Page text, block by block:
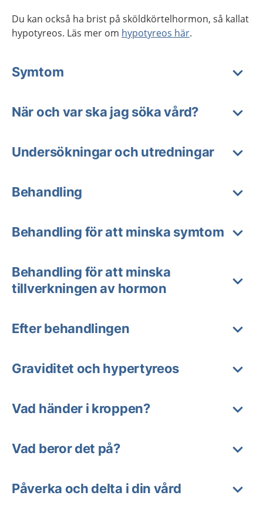
Du kan också ha brist på sköldkörtelhormon, så kallat
hypotyreos. Läs mer om hypotyreos här.
Symtom
När och var ska jag söka vård?
Undersökningar och utredningar
Behandling
Behandling för att minska symtom
Behandling för att minska
tillverkningen av hormon
Efter behandlingen
Graviditet och hypertyreos
Vad händer i kroppen?
Vad beror det på?
Påverka och delta i din vård